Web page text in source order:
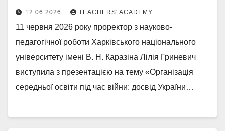
міжнародній аудиторії
12.06.2026 TEACHERS' ACADEMY
11 червня 2026 року проректор з науково-
педагогічної роботи Харківського національного
університету імені В. Н. Каразіна Лілія Гриневич
виступила з презентацією на тему «Організація
середньої освіти під час війни: досвід України…